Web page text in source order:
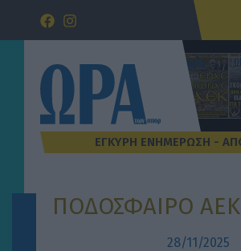
Μετάβαση
ΠΟΔΟΣΦΑΙΡΟ ΑΕΚ
28/11/2025